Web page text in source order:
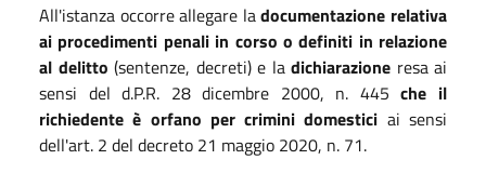
All'istanza occorre allegare ladocumentazione relativa
ai procedimenti penali in corso o definiti in relazione
al delitto (sentenze, decreti) e la dichiarazione resa ai
sensi del d.P.R. 28 dicembre 2000, n. 445che il
richiedente è orfano per crimini domestici ai sensi
dell'art. 2 del decreto 21 maggio 2020, n. 71.